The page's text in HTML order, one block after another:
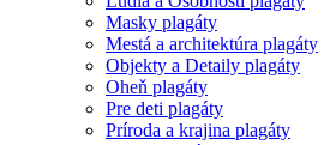
Masky plagáty
Mestá a architektúra plagáty
Objekty a Detaily plagáty
Oheň plagáty
Pre deti plagáty
Príroda a krajina plagáty